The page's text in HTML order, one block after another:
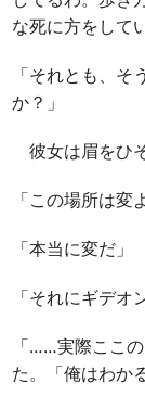
な死に方をして
「それとも、
か？」
彼女は眉をひ
「この場所は変
「本当に変だ」
「それにギデオ
「……実際ここ
た。「俺はわか